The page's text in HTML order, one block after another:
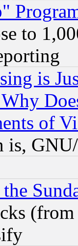
to
is
Why
of
is,